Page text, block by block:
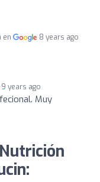
en 8 years ago
9 years ago
Muy